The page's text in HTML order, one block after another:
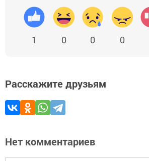
1 0 0 0
Расскажите друзьям
Нет комментариев